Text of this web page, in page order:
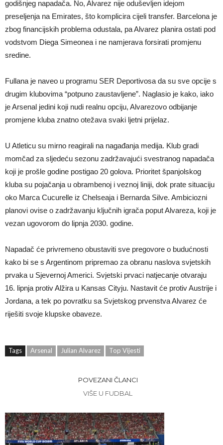
godišnjeg napadača. No, Alvarez nije oduševljen idejom
preseljenja na Emirates, što komplicira cijeli transfer. Barcelona je
zbog financijskih problema odustala, pa Alvarez planira ostati pod
vodstvom Diega Simeonea i ne namjerava forsirati promjenu
sredine.
Fullana je naveo u programu SER Deportivosa da su sve opcije s
drugim klubovima “potpuno zaustavljene”. Naglasio je kako, iako
je Arsenal jedini koji nudi realnu opciju, Alvarezovo odbijanje
promjene kluba znatno otežava svaki ljetni prijelaz.
U Atleticu su mirno reagirali na nagađanja medija. Klub gradi
momčad za sljedeću sezonu zadržavajući svestranog napadača
koji je prošle godine postigao 20 golova. Prioritet španjolskog
kluba su pojačanja u obrambenoj i veznoj liniji, dok prate situaciju
oko Marca Cucurelle iz Chelseaja i Bernarda Silve. Ambiciozni
planovi ovise o zadržavanju ključnih igrača poput Alvareza, koji je
vezan ugovorom do lipnja 2030. godine.
Napadač će privremeno obustaviti sve pregovore o budućnosti
kako bi se s Argentinom pripremao za obranu naslova svjetskih
prvaka u Sjevernoj Americi. Svjetski prvaci natjecanje otvaraju
16. lipnja protiv Alžira u Kansas Cityju. Nastavit će protiv Austrije i
Jordana, a tek po povratku sa Svjetskog prvenstva Alvarez će
riješiti svoje klupske obaveze.
Tags Arsenal Julian Alvarez Top Vijesti
POVEZANI ČLANCI
VIŠE U FUDBAL